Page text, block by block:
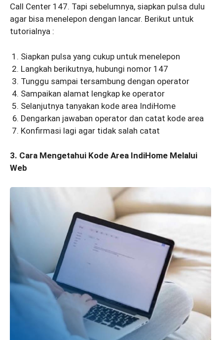
Call Center 147. Tapi sebelumnya, siapkan pulsa dulu
agar bisa menelepon dengan lancar. Berikut untuk
tutorialnya :
Siapkan pulsa yang cukup untuk menelepon
Langkah berikutnya, hubungi nomor 147
Tunggu sampai tersambung dengan operator
Sampaikan alamat lengkap ke operator
Selanjutnya tanyakan kode area IndiHome
Dengarkan jawaban operator dan catat kode area
Konfirmasi lagi agar tidak salah catat
3. Cara Mengetahui Kode Area IndiHome Melalui
Web